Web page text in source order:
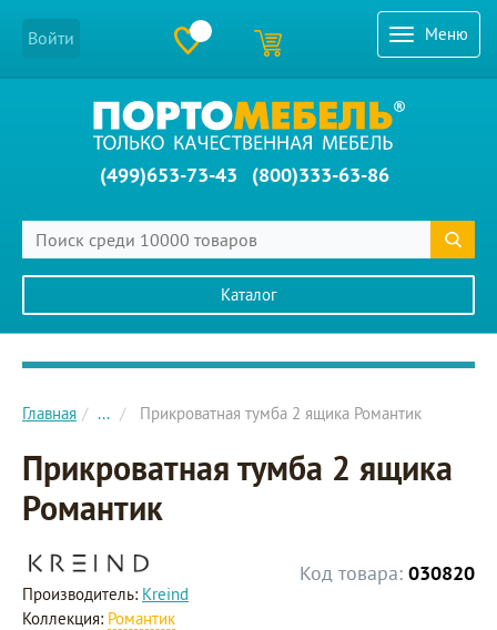
Меню
Войти
(499)653-73-43 (800)333-63-86
Каталог
Главное меню сайта
Главная ... Прикроватная тумба 2 ящика Романтик
Прикроватная тумба 2 ящика
Романтик
Код товара: 030820
Производитель: Kreind
Коллекция: Романтик